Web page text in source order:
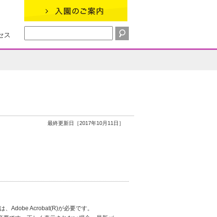
ス
最終更新日［2017年10月11日］
、Adobe Acrobat(R)が必要です。